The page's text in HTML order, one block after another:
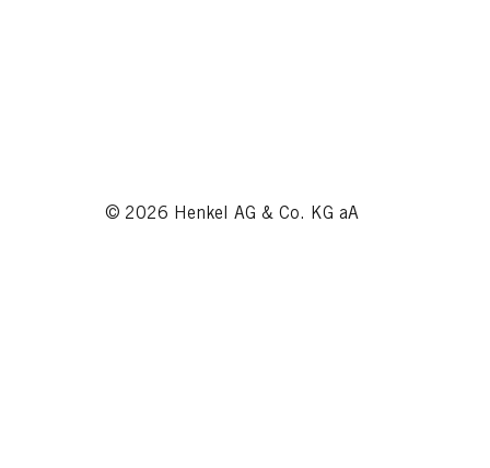
© 2026 Henkel AG & Co. KG aA